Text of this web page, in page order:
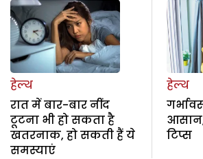
हेल्थ
रात में बार-बार नींद
टूटना भी हो सकता है
खतरनाक, हो सकती हैं ये
समस्याएं
हेल्थ
टिप्स